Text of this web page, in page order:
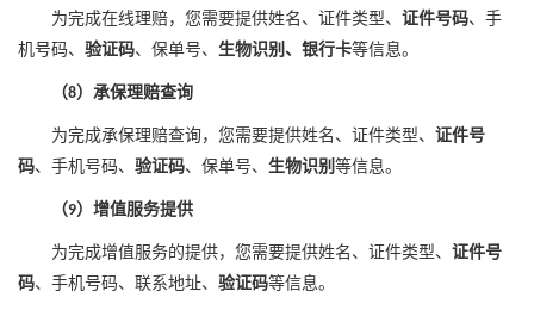
为完成在线理赔，您需要提供姓名、证件类型、 证件号码、手
机号码、 验证码、保单号、 生物识别、银行卡等信息。
（8）承保理赔查询
为完成承保理赔查询，您需要提供姓名、证件类型、 证件号
码、手机号码、 验证码、保单号、 生物识别 等信息。
（9）增值服务提供
为完成增值服务的提供，您需要提供姓名、证件类型、 证件号
码、手机号码、 联系地址、 验证码等信息。